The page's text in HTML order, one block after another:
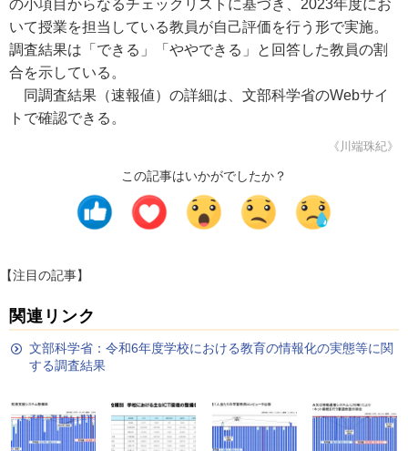
の小項目からなるチェックリストに基づき、2023年度にお
いて授業を担当している教員が自己評価を行う形で実施。
調査結果は「できる」「ややできる」と回答した教員の割
合を示している。
同調査結果（速報値）の詳細は、文部科学省のWebサイ
トで確認できる。
《川端珠紀》
この記事はいかがでしたか？
【注目の記事】
関連リンク
文部科学省：令和6年度学校における教育の情報化の実態等に関
する調査結果